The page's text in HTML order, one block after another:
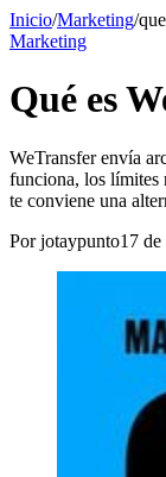
Inicio/Marketing/
Marketing
Qué es
WeTransfer envía
funciona, los límites
te conviene una
Porjotaypunto17